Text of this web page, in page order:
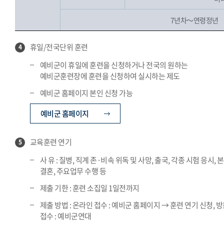
7년차～연령정년
4
휴일/전국단위 훈련
예비군이 휴일에 훈련을 신청하거나 전국의 원하는
예비군훈련장에 훈련을 신청하여 실시하는 제도
예비군 홈페이지 본인 신청 가능
예비군 홈페이지
5
교육훈련 연기
사 유 : 질병, 직계 존·비속 위독 및 사망, 출국, 각종 시험 응시,
결혼, 주요업무 수행 등
제출 기한 : 훈련 소집일 1일전까지
제출 방법 : 온라인 접수 : 예비군 홈페이지 → 훈련 연기 신청,
접수 : 예비군연대